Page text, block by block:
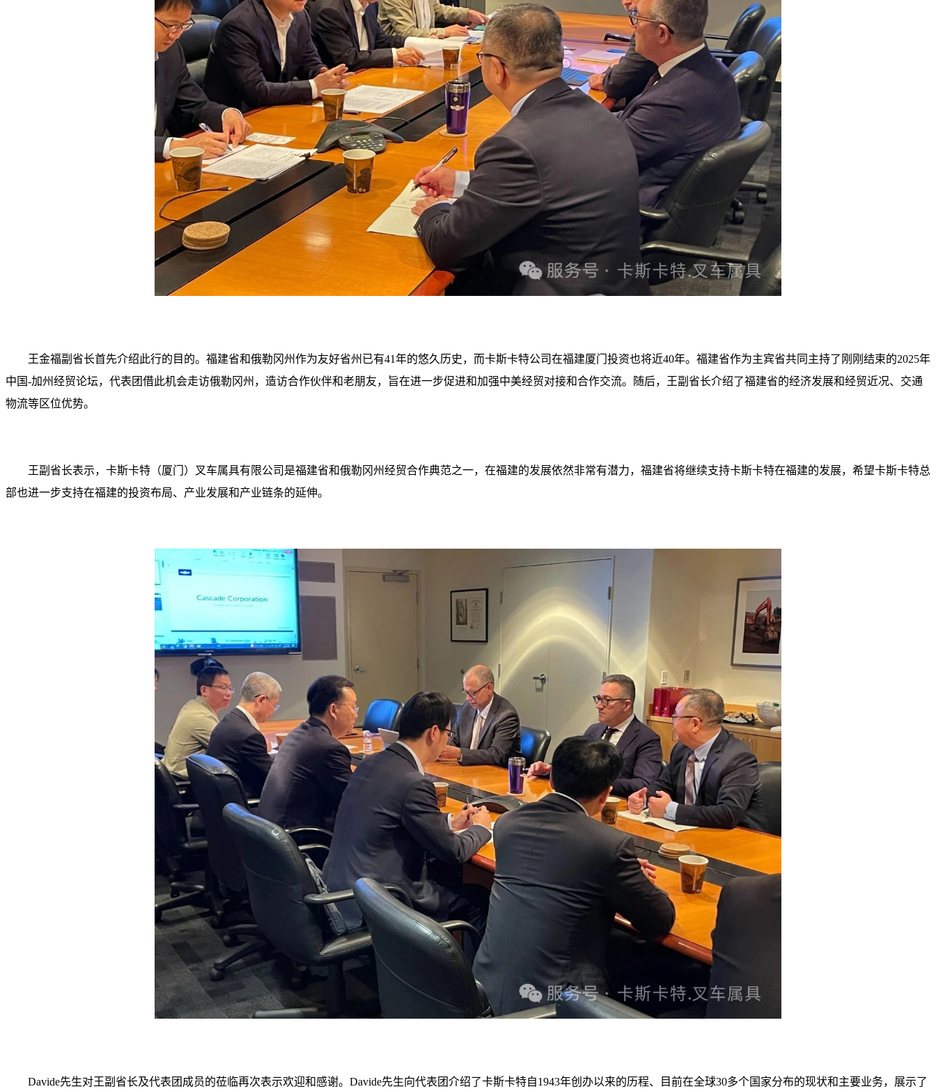
王金福副省长首先介绍此行的目的。福建省和俄勒冈州作为友好省州已有41年的悠久历史，而卡斯卡特公司在福建厦门投资也将近40年。福建省作为主宾省共同主持了刚刚结束的2025年
中国-加州经贸论坛，代表团借此机会走访俄勒冈州，造访合作伙伴和老朋友，旨在进一步促进和加强中美经贸对接和合作交流。随后，王副省长介绍了福建省的经济发展和经贸近况、交通
物流等区位优势。
王副省长表示，卡斯卡特（厦门）叉车属具有限公司是福建省和俄勒冈州经贸合作典范之一，在福建的发展依然非常有潜力，福建省将继续支持卡斯卡特在福建的发展，希望卡斯卡特总
部也进一步支持在福建的投资布局、产业发展和产业链条的延伸。
Davide先生对王副省长及代表团成员的莅临再次表示欢迎和感谢。Davide先生向代表团介绍了卡斯卡特自1943年创办以来的历程、目前在全球30多个国家分布的现状和主要业务，展示了